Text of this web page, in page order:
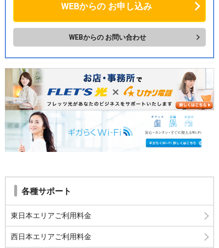
WEBからのお申し込み
WEBからの お問い合わせ
各種サポート
東日本エリアご利用料金
西日本エリアご利用料金